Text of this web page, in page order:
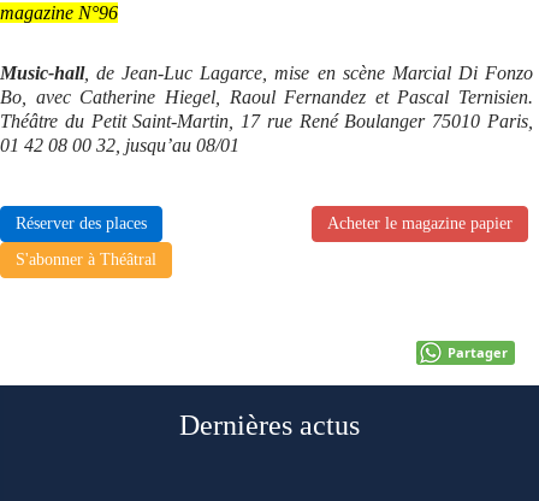
magazine N°96
Music-hall, de Jean-Luc Lagarce, mise en scène Marcial Di Fonzo
Bo, avec Catherine Hiegel, Raoul Fernandez et Pascal Ternisien.
Théâtre du Petit Saint-Martin, 17 rue René Boulanger 75010 Paris,
01 42 08 00 32, jusqu’au 08/01
Réserver des places
Acheter le magazine papier
S'abonner à Théâtral
Partager
Dernières actus